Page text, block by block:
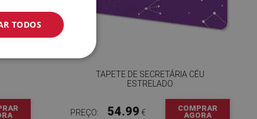
TAPETE DE SECRETÁRIA CÉU
ESTRELADO
PREÇO: 54.99 €
COMPRAR
AGORA
TODOS